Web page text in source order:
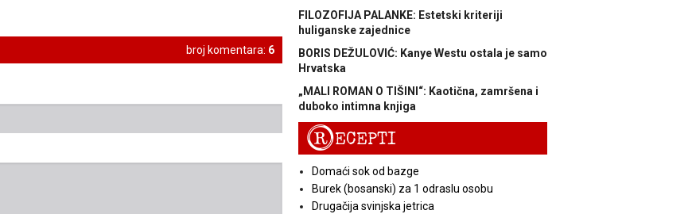
broj komentara: 6
FILOZOFIJA PALANKE: Estetski kriteriji
huliganske zajednice
BORIS DEŽULOVIĆ: Kanye Westu ostala je samo
Hrvatska
„MALI ROMAN O TIŠINI“: Kaotična, zamršena i
duboko intimna knjiga
RECEPTI
Domaći sok od bazge
Burek (bosanski) za 1 odraslu osobu
Drugačija svinjska jetrica